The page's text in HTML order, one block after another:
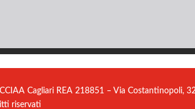
Cagliari REA 218851 – Via Costantinopoli,
riservati